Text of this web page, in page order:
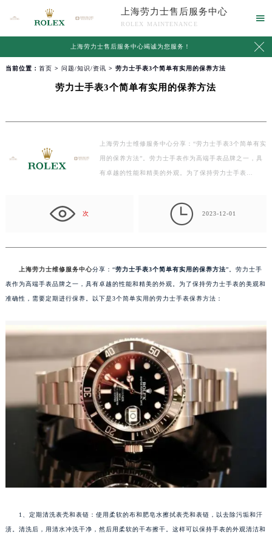
上海劳力士售后服务中心
ROLEX MAINTENANCE

上海劳力士售后服务中心竭诚为您服务！ 
当前位置： 首页 > 问题/知识/资讯 > 劳力士手表3个简单有实用的保养方法
劳力士手表3个简单有实用的保养方法
上海劳力士维修服务中心分享：“劳力士手表3个简单有实
用的保养方法”。劳力士手表作为高端手表品牌之一，具
有卓越的性能和精美的外观。为了保持劳力士手表…
次  2023-12-01
上海劳力士维修服务中心分享：“劳力士手表3个简单有实用的保养方法”。劳力士手
表作为高端手表品牌之一，具有卓越的性能和精美的外观。为了保持劳力士手表的美观和
准确性，需要定期进行保养。以下是3个简单实用的劳力士手表保养方法：
1、定期清洗表壳和表链：使用柔软的布和肥皂水擦拭表壳和表链，以去除污垢和汗
渍。清洗后，用清水冲洗干净，然后用柔软的干布擦干。这样可以保持手表的外观清洁和